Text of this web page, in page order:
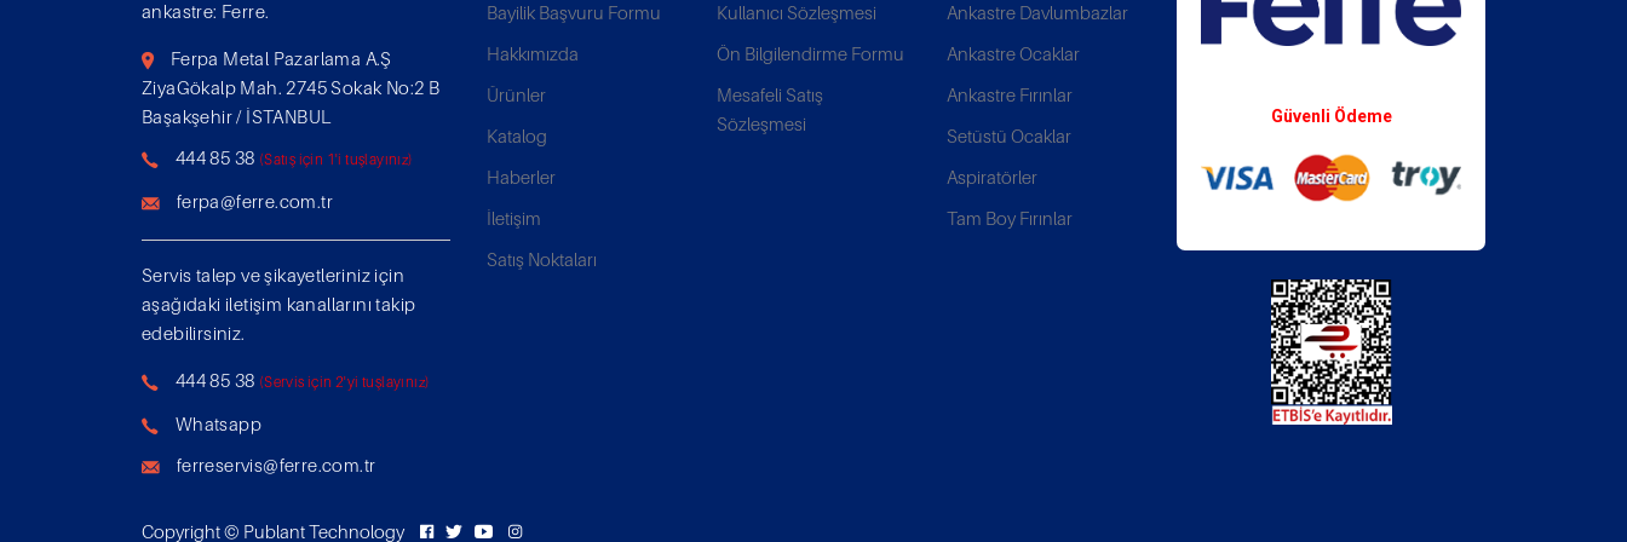
ankastre: Ferre.
Ferpa Metal Pazarlama A.Ş
ZiyaGökalp Mah. 2745 Sokak No:2 B
Başakşehir / İSTANBUL
444 85 38 (Satış için 1'i tuşlayınız)
ferpa@ferre.com.tr
Servis talep ve şikayetleriniz için
aşağıdaki iletişim kanallarını takip
edebilirsiniz.
444 85 38 (Servis için 2'yi tuşlayınız)
Whatsapp
ferreservis@ferre.com.tr
Bayilik Başvuru Formu
Hakkımızda
Ürünler
Katalog
Haberler
İletişim
Satış Noktaları
Kullanıcı Sözleşmesi
Ön Bilgilendirme Formu
Mesafeli Satış
Sözleşmesi
Ankastre Davlumbazlar
Ankastre Ocaklar
Ankastre Fırınlar
Setüstü Ocaklar
Aspiratörler
Tam Boy Fırınlar
Güvenli Ödeme
Copyright © Publant Technology